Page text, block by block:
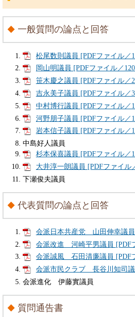
一般質問の論点と回答
松尾数則議員 [PDFファイル／
岡山明議員 [PDFファイル／
笹木慶之議員 [PDFファイル／
吉永美子議員 [PDFファイル／
中村博行議員 [PDFファイル／
河野朋子議員 [PDFファイル／
岩本信子議員 [PDFファイル／
中島好人議員
杉本保喜議員 [PDFファイル／
大井淳一朗議員 [PDFファイル
下瀬俊夫議員
代表質問の論点と回答
会派日本共産党 山田伸幸議員
会派改進 河崎平男議員 [PDF
会派誠風 石田清廉議員 [PDF
会派市民クラブ 長谷川知司議
会派進化 伊藤實議員
質問通告書